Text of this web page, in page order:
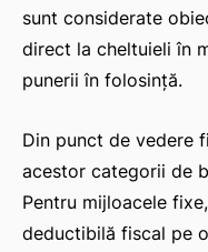
sunt considerate
direct la cheltuieli în
punerii în folosință.
Din punct de vedere
acestor categorii de
Pentru mijloacele
deductibilă fiscal pe